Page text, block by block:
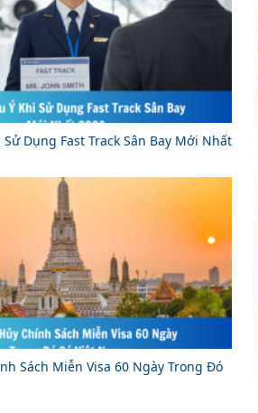
Dụng Fast Track Sân Bay Mới Nhất
Sách Miễn Visa 60 Ngày Trong Đó